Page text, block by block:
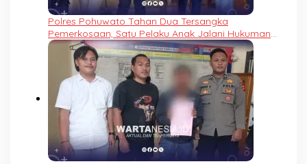
Polres Pohuwato Tahan Dua Tersangka
Pemerkosaan, Satu Pelaku Anak Jalani Hukuman
Khusus